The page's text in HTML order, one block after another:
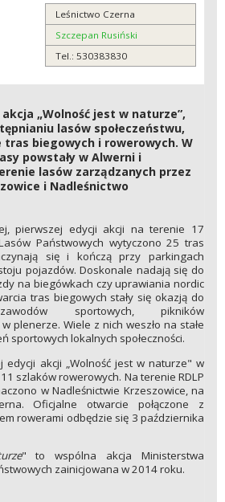
Leśnictwo Czerna
Szczepan Rusiński
Tel.: 530383830
„Wolność jest w naturze”,
lasów społeczeństwu,
biegowych i rowerowych. W
powstały w Alwerni i
lasów zarządzanych przez
i Nadleśnictwo
pierwszej edycji akcji na terenie 17
Państwowych wytyczono 25 tras
się i kończą przy parkingach
pojazdów. Doskonale nadają się do
na biegówkach czy uprawiania nordic
tras biegowych stały się okazją do
sportowych, pikników
plenerze. Wiele z nich weszło na stałe
sportowych lokalnych społeczności.
akcji „Wolność jest w naturze" w
szlaków rowerowych. Na terenie RDLP
w Nadleśnictwie Krzeszowice, na
Oficjalne otwarcie połączone z
rowerami odbędzie się 3 października
" to wspólna akcja Ministerstwa
zainicjowana w 2014 roku.